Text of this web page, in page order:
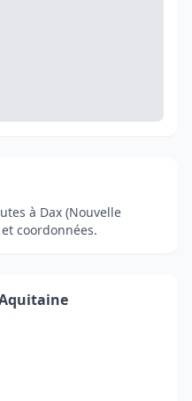
à Dax (Nouvelle
coordonnées.